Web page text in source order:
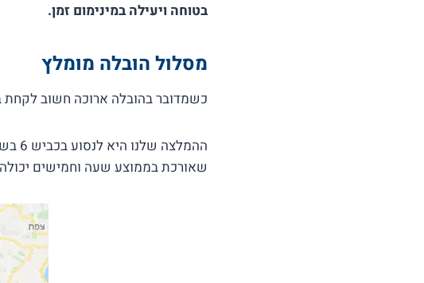
בטוחה ויעילה במינימום זמן.
מסלול הובלה מומלץ
כשמדובר בהובלה ארוכה חשוב לקחת
שאורכת בממוצע שעה וחמישים יכולה